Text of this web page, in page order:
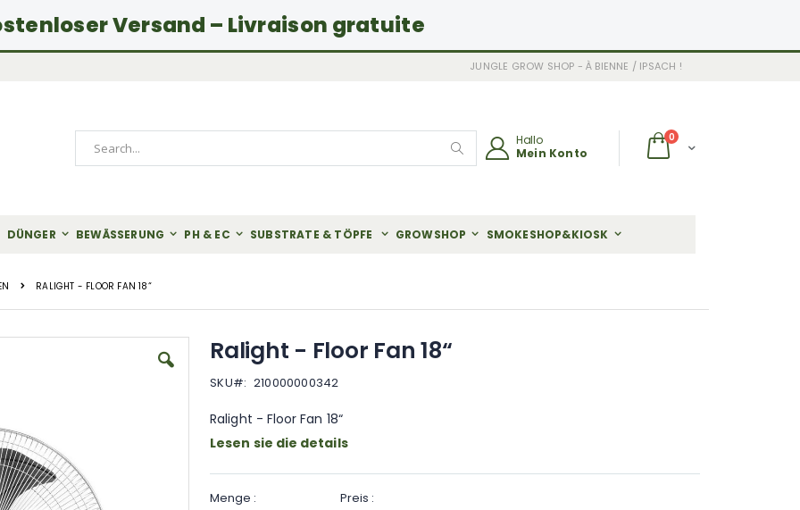
Versand – Livraison gratuite
JUNGLE GROW SHOP - À BIENNE / IPSACH !
Wagen
0Artikel
Search
Hallo
Mein Konto
DÜNGER BEWÄSSERUNG PH & EC SUBSTRATE & TÖPFE GROWSHOP SMOKESHOP&KIOSK
RALIGHT - FLOOR FAN 18“
Ralight - Floor Fan 18“
SKU 210000000342
Ralight - Floor Fan 18“
Lesen sie die details